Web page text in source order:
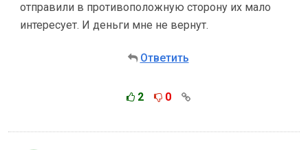
отправили в противоположную сторону их мало
интересует. И деньги мне не вернут.
Ответить
2 0